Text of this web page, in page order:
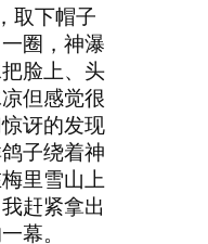
取下帽子
圈，神瀑
脸上、头
但感觉很
讶的发现
子绕着神
里雪山上
赶紧拿出
幕。